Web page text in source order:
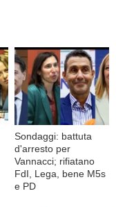
Sondaggi: battuta
d'arresto per
Vannacci; rifiatano
FdI, Lega, bene M5s
e PD